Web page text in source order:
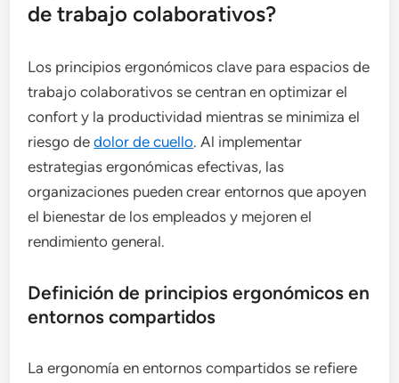
de trabajo colaborativos?
Los principios ergonómicos clave para espacios de
trabajo colaborativos se centran en optimizar el
confort y la productividad mientras se minimiza el
riesgo dedolor de cuello. Al implementar
estrategias ergonómicas efectivas, las
organizaciones pueden crear entornos que apoyen
el bienestar de los empleados y mejoren el
rendimiento general.
Definición de principios ergonómicos en
entornos compartidos
La ergonomía en entornos compartidos se refiere